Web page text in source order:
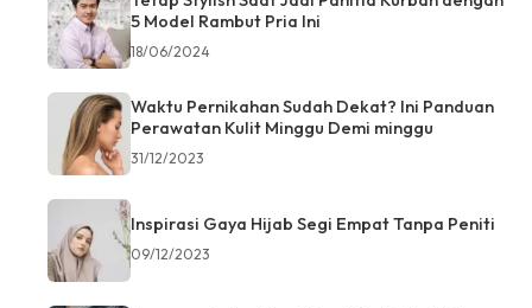
5 Model Rambut Pria Ini
18/06/2024
Waktu Pernikahan Sudah Dekat? Ini Panduan
Perawatan Kulit Minggu Demi minggu
31/12/2023
Inspirasi Gaya Hijab Segi Empat Tanpa Peniti
09/12/2023